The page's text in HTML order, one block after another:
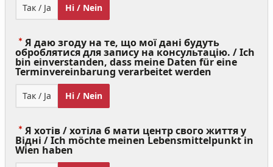
Так / Ja Ні / Nein
Я даю згоду на те, що мої дані будуть
оброблятися для запису на консультацію. / Ich
bin einverstanden, dass meine Daten für eine
Terminvereinbarung verarbeitet werden
Так / Ja Ні / Nein
Я хотів / хотіла б мати центр свого життя у
Відні / Ich möchte meinen Lebensmittelpunkt in
Wien haben
Required)